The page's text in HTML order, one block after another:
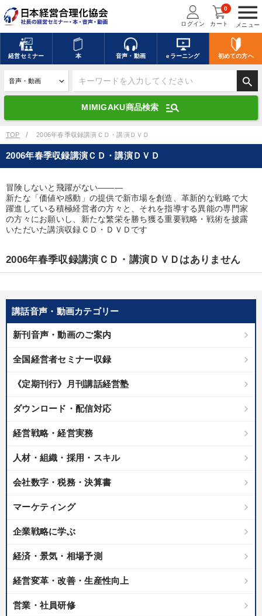
menu
メニュー
ログイン カート
0
経営セミナー 本 音声・動画 eラーニング 初めての方へ
search
MIMIGAKU商品検索 manage_search
キーワードを入力して探す
デジタル版対応のみ検索結果に表示する
search 上記の条件で検索
全国経営者セミナー講演収録物（全1315タイトル）からお探しいただけ
ます
カテゴリー
テーマ
「利上げ時代の最新・銀行対策」＋「不動産市況予測」＋「市場
後継社長・アトツギ
経営者のための《音声・動画で学ぶ》講演シリーズ
大竹愼一書籍
2025年夏季全国経営者セミナー収録講演ＣＤ・講演ＤＶＤ・デジ
タル版（音声／動画ストリーミング・ダウンロード）
《強い財務を実践する経営者》講話４選
業種
製造業 卸売・小売・飲食業 建設・不動産業
TOP 2006年春季収録講演ＣＤ・講演ＤＶＤ
講話音声・動画カテゴリー
新刊音声・動画のご案内
全国経営者セミナー収録
《定期刊行》月刊講話経営塾
ダウンロード・配信対応
経営戦略・経営実務
人材・組織・採用・スキル
会社数字・税務・決算書
マーケティング
企業戦略に学ぶ
経済・景気・相場予測
経営変革・改善・生産性向上
営業・社員研修
2006年春季収録講演ＣＤ・講演ＤＶＤ
冒険しないと飛躍がない―――
新たな「価値や感動」の提供で新市場を創造、革新的な戦略で大
躍進している積極経営者の方々と、それを指導する異能の専門家
の方々にお願いし、新たな繁栄を勝ち獲る重要戦略・戦術を披露
いただいた講演収録ＣＤ・ＤＶＤです
2006年春季収録講演ＣＤ・講演ＤＶＤはありません